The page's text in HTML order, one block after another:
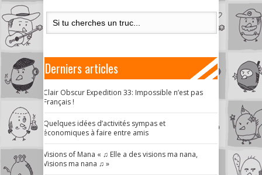
Derniers articles
Clair Obscur Expedition 33: Impossible n’est pas
Français !
Quelques idées d’activités sympas et
économiques à faire entre amis
Visions of Mana « ♫ Elle a des visions ma nana,
Visions ma nana ♫ »